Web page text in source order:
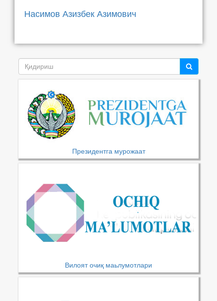
Насимов Азизбек Азимович
Президентга мурожаат
Вилоят очиқ маьлумотлари